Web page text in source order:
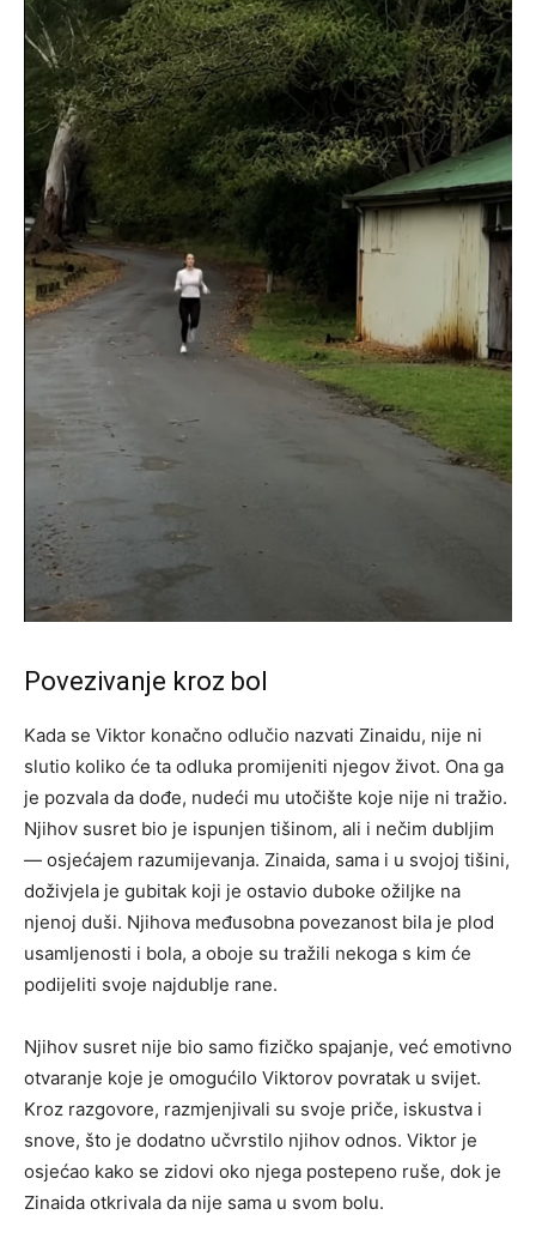
Povezivanje kroz bol
Kada se Viktor konačno odlučio nazvati Zinaidu, nije ni
slutio koliko će ta odluka promijeniti njegov život. Ona ga
je pozvala da dođe, nudeći mu utočište koje nije ni tražio.
Njihov susret bio je ispunjen tišinom, ali i nečim dubljim
— osjećajem razumijevanja. Zinaida, sama i u svojoj tišini,
doživjela je gubitak koji je ostavio duboke ožiljke na
njenoj duši. Njihova međusobna povezanost bila je plod
usamljenosti i bola, a oboje su tražili nekoga s kim će
podijeliti svoje najdublje rane.
Njihov susret nije bio samo fizičko spajanje, već emotivno
otvaranje koje je omogućilo Viktorov povratak u svijet.
Kroz razgovore, razmjenjivali su svoje priče, iskustva i
snove, što je dodatno učvrstilo njihov odnos. Viktor je
osjećao kako se zidovi oko njega postepeno ruše, dok je
Zinaida otkrivala da nije sama u svom bolu.